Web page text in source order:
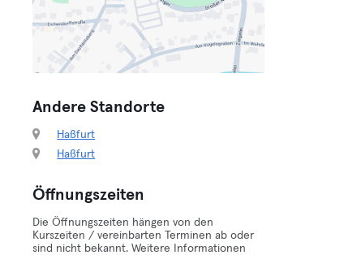
Andere Standorte
Haßfurt
Haßfurt
Öffnungszeiten
Die Öffnungszeiten hängen von den
Kurszeiten / vereinbarten Terminen ab oder
sind nicht bekannt. Weitere Informationen